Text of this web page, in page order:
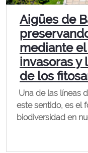
Aigües de
mediante
invasoras y
de los
Una de las líneas
este sentido, es el
biodiversidad en